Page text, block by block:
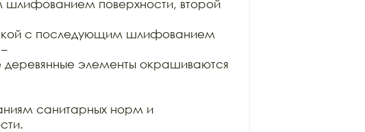
шлифованием поверхности, второй
с последующим шлифованием
элементы окрашиваются
санитарных норм и